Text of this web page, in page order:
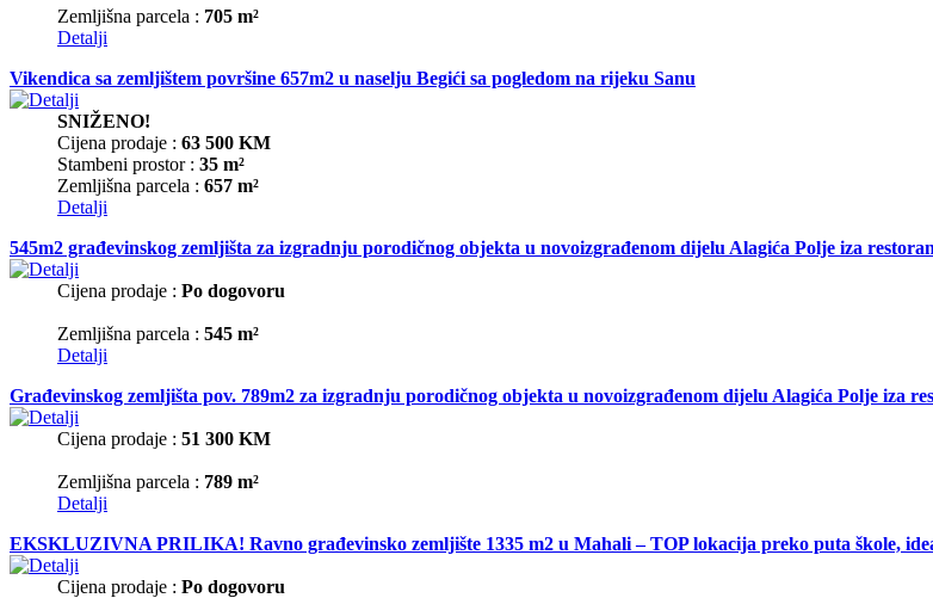
Zemljišna parcela : 705 m²
Detalji
Vikendica sa zemljištem površine 657m2 u naselju Begići sa pogledom na rijeku Sanu
SNIŽENO!
Cijena prodaje : 63 500 KM
Stambeni prostor : 35 m²
Zemljišna parcela : 657 m²
Detalji
545m2 građevinskog zemljišta za izgradnju porodičnog objekta u novoizgrađenom dijelu Alagića Polje iza
Cijena prodaje : Po dogovoru
Zemljišna parcela : 545 m²
Detalji
Građevinskog zemljišta pov. 789m2 za izgradnju porodičnog objekta u novoizgrađenom dijelu Alagića Polje iza
Cijena prodaje : 51 300 KM
Zemljišna parcela : 789 m²
Detalji
EKSKLUZIVNA PRILIKA! Ravno građevinsko zemljište 1335 m2 u Mahali – TOP lokacija preko puta škole,
Cijena prodaje : Po dogovoru